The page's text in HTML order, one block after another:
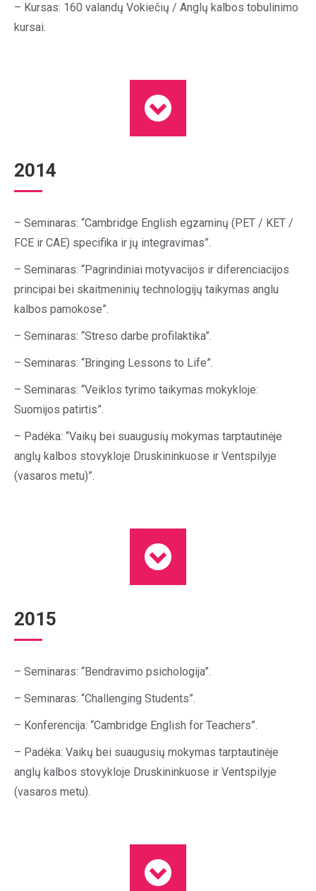
– Kursas: 160 valandų Vokiečių / Anglų kalbos tobulinimo
kursai.
2014
– Seminaras: “Cambridge English egzaminų (PET / KET /
FCE ir CAE) specifika ir jų integravimas”.
– Seminaras: “Pagrindiniai motyvacijos ir diferenciacijos
principai bei skaitmeninių technologijų taikymas anglu
kalbos pamokose”.
– Seminaras: “Streso darbe profilaktika”.
– Seminaras: “Bringing Lessons to Life”.
– Seminaras: “Veiklos tyrimo taikymas mokykloje:
Suomijos patirtis”.
– Padėka: “Vaikų bei suaugusių mokymas tarptautinėje
anglų kalbos stovykloje Druskininkuose ir Ventspilyje
(vasaros metu)”.
2015
– Seminaras: “Bendravimo psichologija”.
– Seminaras: “Challenging Students”.
– Konferencija: “Cambridge English for Teachers”.
– Padėka: Vaikų bei suaugusių mokymas tarptautinėje
anglų kalbos stovykloje Druskininkuose ir Ventspilyje
(vasaros metu).